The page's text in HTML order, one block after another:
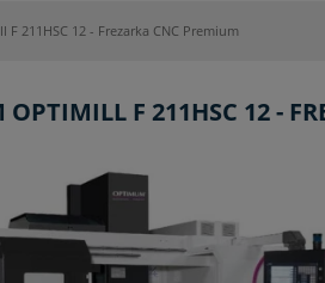
211HSC 12 - Frezarka CNC Premium
F 211HSC 12 -